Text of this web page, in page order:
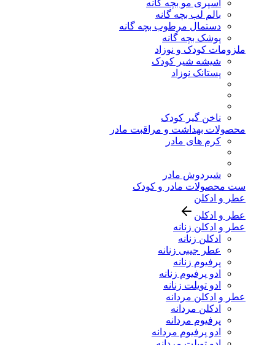
اسپری مو بچه گانه
بالم لب بچه گانه
دستمال مرطوب بچه گانه
پوشک بچه گانه
ملزومات کودک و نوزاد
شیشه شیر کودک
پستانک نوزاد
ناخن گیر کودک
محصولات بهداشت و مراقبت مادر
کرم های مادر
شیردوش مادر
ست محصولات مادر و کودک
عطر و ادکلن
عطر و ادکلن
عطر و ادکلن زنانه
ادکلن زنانه
عطر جیبی زنانه
پرفیوم زنانه
ادو پرفیوم زنانه
ادو تویلت زنانه
عطر و ادکلن مردانه
ادکلن مردانه
پرفیوم مردانه
ادو پرفیوم مردانه